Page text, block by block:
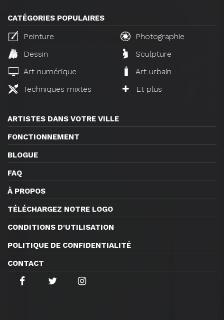
CATÉGORIES POPULAIRES
Peinture
Photographie
Dessin
Sculpture
Art numérique
Art urbain
Techniques mixtes
Et plus
ARTISTES DANS VOTRE VILLE
FONCTIONNEMENT
BLOGUE
FAQ
À PROPOS
TÉLÉCHARGEZ NOTRE LOGO
CONDITIONS D'UTILISATION
POLITIQUE DE CONFIDENTIALITÉ
CONTACT